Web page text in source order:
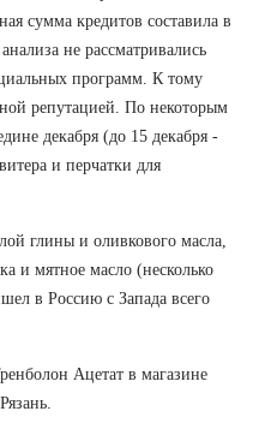
сумма кредитов составила в
не рассматривались
программ. К тому
репутацией. По некоторым
декабря (до 15 декабря -
и перчатки для
глины и оливкового масла,
и мятное масло (несколько
в Россию с Запада всего
Ацетат в магазине